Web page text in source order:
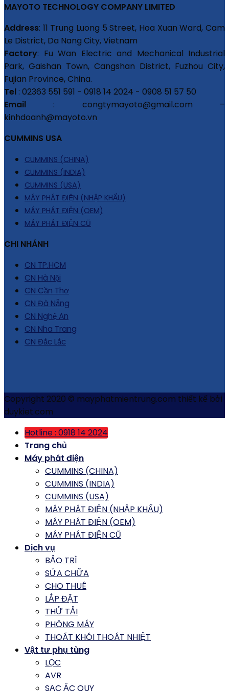
MAYOTO TECHNOLOGY COMPANY LIMITED
Address: 11 Trung Luong 5 Street, Hoa Xuan Ward, Cam
Le District, Da Nang City, Vietnam
Factory: Fu Wan Electric and Mechanical Industrial
Park, Gaishan Town, Cangshan District, Fuzhou City,
Fujian Province, China.
Tel : 02363 551 591 - 0918 14 2024 - 0908 51 57 50
Email : congtymayoto@gmail.com –
kinhdoanh@mayoto.vn
CUMMINS USA
CUMMINS (CHINA)
CUMMINS (INDIA)
CUMMINS (USA)
MÁY PHÁT ĐIỆN (NHẬP KHẨU)
MÁY PHÁT ĐIỆN (OEM)
MÁY PHÁT ĐIỆN CŨ
CHI NHÁNH
CN TP.HCM
CN Hà Nội
CN Cần Thơ
CN Đà Nẵng
CN Nghệ An
CN Nha Trang
CN Đắc Lắc
Copyright 2020 © mayphatmientrung.com thiết kế bởi
duykiet.com
Hotline : 0918 14 2024
Trang chủ
Máy phát điện
CUMMINS (CHINA)
CUMMINS (INDIA)
CUMMINS (USA)
MÁY PHÁT ĐIỆN (NHẬP KHẨU)
MÁY PHÁT ĐIỆN (OEM)
MÁY PHÁT ĐIỆN CŨ
Dịch vụ
BẢO TRÌ
SỬA CHỮA
CHO THUÊ
LẮP ĐẶT
THỬ TẢI
PHÒNG MÁY
THOÁT KHÓI THOÁT NHIỆT
Vật tư phụ tùng
LỌC
AVR
SẠC ẮC QUY